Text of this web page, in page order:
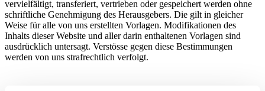
vervielfältigt, transferiert, vertrieben oder gespeichert werden ohne
schriftliche Genehmigung des Herausgebers. Die gilt in gleicher
Weise für alle von uns erstellten Vorlagen. Modifikationen des
Inhalts dieser Website und aller darin enthaltenen Vorlagen sind
ausdrücklich untersagt. Verstösse gegen diese Bestimmungen
werden von uns strafrechtlich verfolgt.